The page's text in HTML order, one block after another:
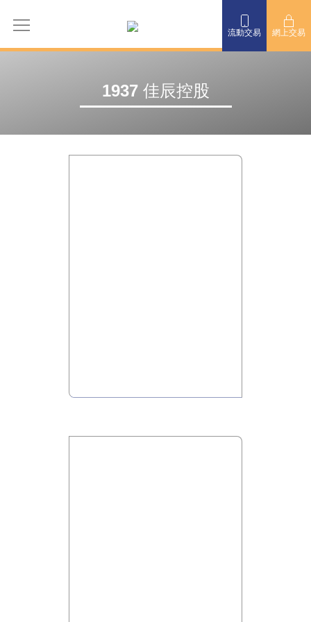
流動交易 網上交易
1937 佳辰控股